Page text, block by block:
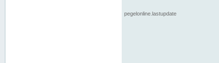
pegelonline.lastupdate